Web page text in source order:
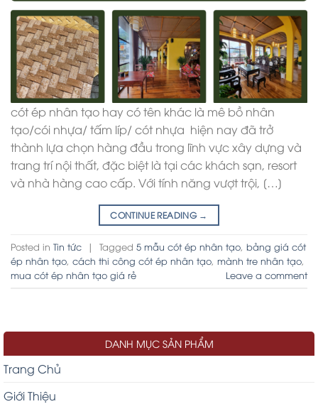
cót ép nhân tạo hay có tên khác là mê bồ nhân
tạo/cói nhựa/ tấm líp/ cót nhựa hiện nay đã trở
thành lựa chọn hàng đầu trong lĩnh vực xây dựng và
trang trí nội thất, đặc biệt là tại các khách sạn, resort
và nhà hàng cao cấp. Với tính năng vượt trội, […]
CONTINUE READING →
Posted in Tin tức | Tagged 5 mẫu cót ép nhân tạo, bảng giá cót
ép nhân tạo, cách thi công cót ép nhân tạo, mành tre nhân tạo,
mua cót ép nhân tạo giá rẻ
Leave a comment
DANH MỤC SẢN PHẨM
Trang Chủ
Giới Thiệu